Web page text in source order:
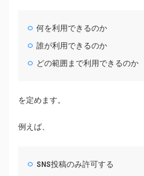
何を利用できるのか
誰が利用できるのか
どの範囲まで利用できるのか
を定めます。
例えば、
SNS投稿のみ許可する